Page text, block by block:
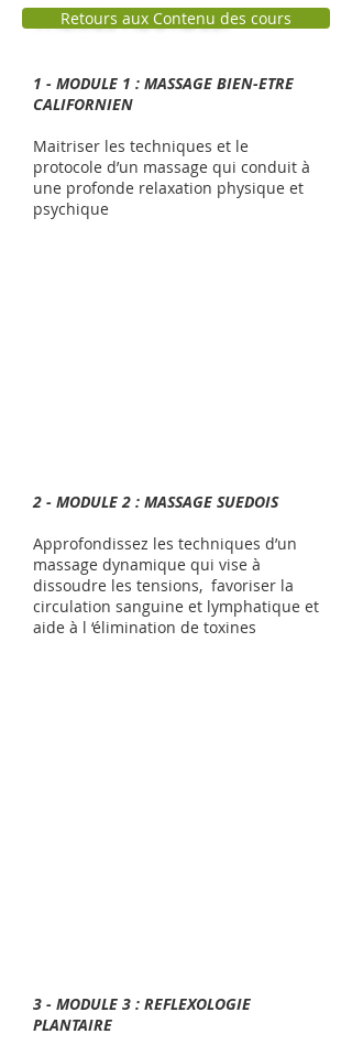
THEMES ABORDES:
1 - MODULE 1 : MASSAGE BIEN-ETRE
CALIFORNIEN
Maitriser les techniques et le
protocole d’un massage qui conduit à
une profonde relaxation physique et
psychique
2 - MODULE 2 : MASSAGE SUEDOIS
Approfondissez les techniques d’un
massage dynamique qui vise à
dissoudre les tensions, favoriser la
circulation sanguine et lymphatique et
aide à l ‘élimination de toxines
3 - MODULE 3 : REFLEXOLOGIE
PLANTAIRE
Retours aux Contenu des cours